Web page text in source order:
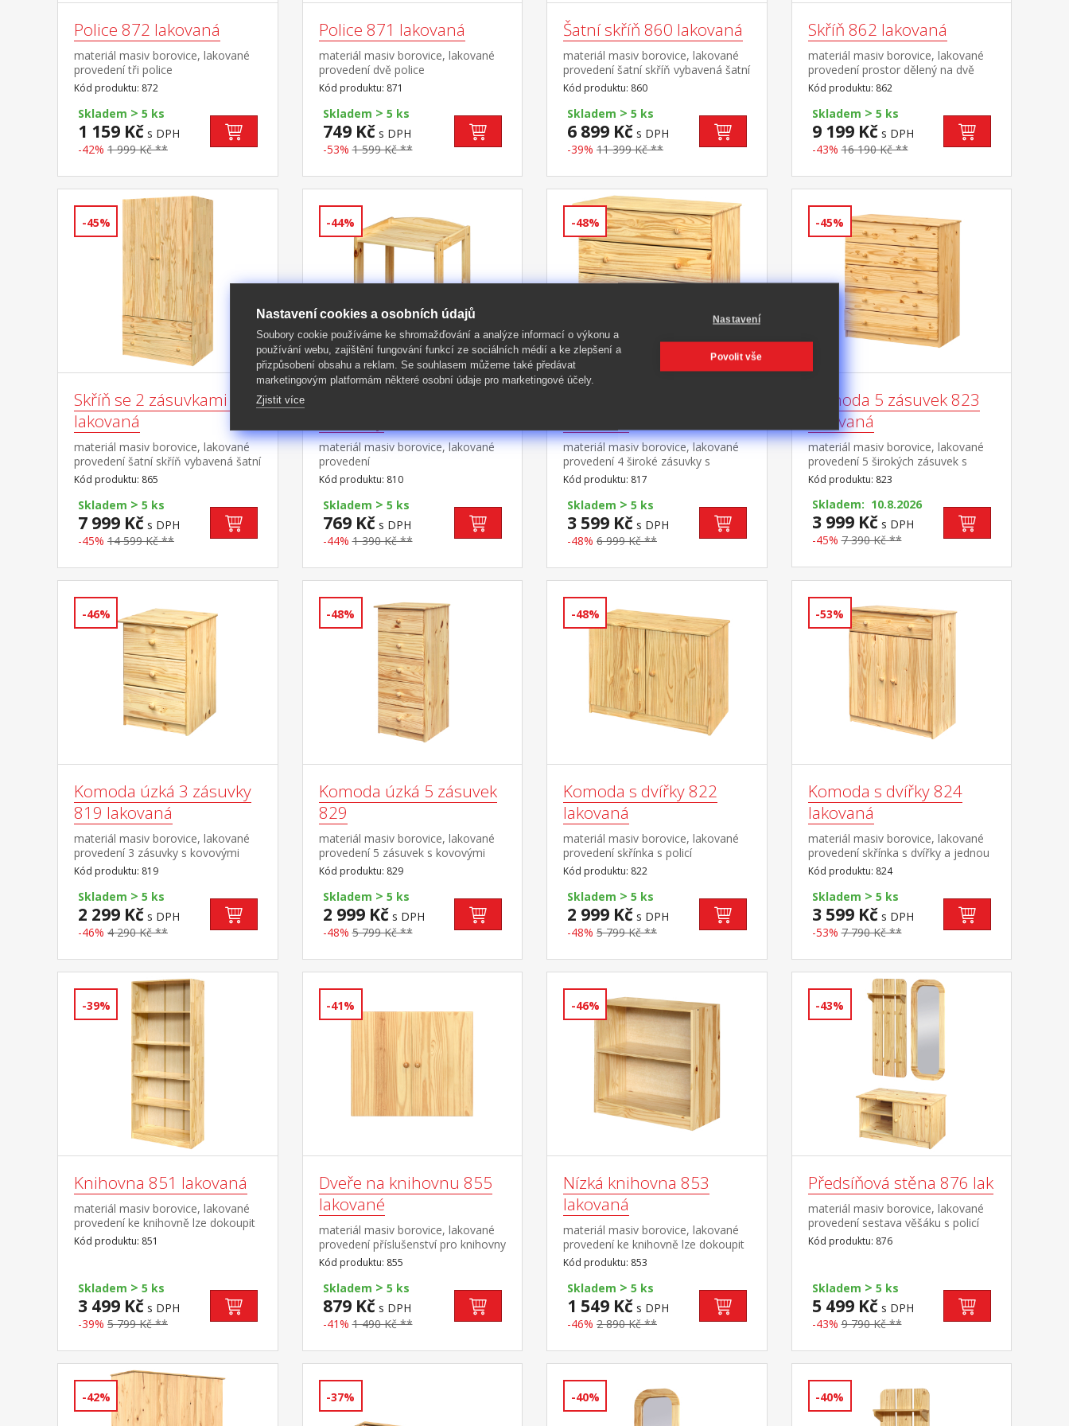
Police 872 lakovaná
materiál masiv borovice, lakované
provedení tři police
Kód produktu: 872
Skladem > 5 ks
1 159 Kč s DPH
-42% 1 999 Kč **
Police 871 lakovaná
materiál masiv borovice, lakované
provedení dvě police
Kód produktu: 871
Skladem > 5 ks
749 Kč s DPH
-53% 1 599 Kč **
Šatní skříň 860 lakovaná
materiál masiv borovice, lakované
provedení šatní skříň vybavená šatní
tyčí a policí doporučený nástavec
Kód produktu: 860
Skladem > 5 ks
6 899 Kč s DPH
-39% 11 399 Kč **
Skříň 862 lakovaná
materiál masiv borovice, lakované
provedení prostor dělený na dvě
části v levé části šatní tyč a police, v
pravé části 5 variabilních
polic doporučený nástavec 811
Kód produktu: 862
Skladem > 5 ks
9 199 Kč s DPH
-43% 16 190 Kč **
-45%
Skříň se 2 zásuvkami 865
lakovaná
materiál masiv borovice, lakované
provedení šatní skříň vybavená šatní
tyčí dvě široké zásuvky s kovovými
pojezdy doporučený nástavec 811
Kód produktu: 865
Skladem > 5 ks
7 999 Kč s DPH
-45% 14 599 Kč **
-44%
materiál masiv borovice, lakované
provedení
Kód produktu: 810
Skladem > 5 ks
769 Kč s DPH
-44% 1 390 Kč **
-48%
materiál masiv borovice, lakované
provedení 4 široké zásuvky s
kovovými pojezdy, hloubka zásuvky
36,5 cm
Kód produktu: 817
Skladem > 5 ks
3 599 Kč s DPH
-48% 6 999 Kč **
-45%
Komoda 5 zásuvek 823
lakovaná
materiál masiv borovice, lakované
provedení 5 širokých zásuvek s
kovovými pojezdy, hloubka zásuvky
36,5 cm
Kód produktu: 823
Skladem: 10.8.2026
3 999 Kč s DPH
-45% 7 390 Kč **
-46%
Komoda úzká 3 zásuvky
819 lakovaná
materiál masiv borovice, lakované
provedení 3 zásuvky s kovovými
pojezdy
Kód produktu: 819
Skladem > 5 ks
2 299 Kč s DPH
-46% 4 290 Kč **
-48%
Komoda úzká 5 zásuvek
829
materiál masiv borovice, lakované
provedení 5 zásuvek s kovovými
pojezdy, hloubka zásuvky 36,5 cm
Kód produktu: 829
Skladem > 5 ks
2 999 Kč s DPH
-48% 5 799 Kč **
-48%
Komoda s dvířky 822
lakovaná
materiál masiv borovice, lakované
provedení skřínka s policí
Kód produktu: 822
Skladem > 5 ks
2 999 Kč s DPH
-48% 5 799 Kč **
-53%
Komoda s dvířky 824
lakovaná
materiál masiv borovice, lakované
provedení skřínka s dvířky a jednou
variabilní policí široká zásuvka s
kovovými pojezdy, hloubka zásuvky
36,5 cm
Kód produktu: 824
Skladem > 5 ks
3 599 Kč s DPH
-53% 7 790 Kč **
-39%
Knihovna 851 lakovaná
materiál masiv borovice, lakované
provedení ke knihovně lze dokoupit
dřevěná dvířka 855 nebo 855K cena
knihovny je bez dvířek
Kód produktu: 851
Skladem > 5 ks
3 499 Kč s DPH
-39% 5 799 Kč **
-41%
Dveře na knihovnu 855
lakované
materiál masiv borovice, lakované
provedení příslušenství pro knihovny
851 nebo 853
Kód produktu: 855
Skladem > 5 ks
879 Kč s DPH
-41% 1 490 Kč **
-46%
Nízká knihovna 853
lakovaná
materiál masiv borovice, lakované
provedení ke knihovně lze dokoupit
dřevěná dvířka 855 nebo 855K cena
knihovny je bez dvířek
Kód produktu: 853
Skladem > 5 ks
1 549 Kč s DPH
-46% 2 890 Kč **
-43%
Předsíňová stěna 876 lak
materiál masiv borovice, lakované
provedení sestava věšáku s policí
873, botníku 874 a zrcadla
875 rozměr věšáku s policí (š/h/v)
(š/h/v) 91 × 38 × 48 cm rozměr
zrcadla (š/h/v) 45 × 3 × 120 cm
Kód produktu: 876
Skladem > 5 ks
5 499 Kč s DPH
-43% 9 790 Kč **
-42% -37% -40% -40%
Nastavení cookies a osobních údajů
Soubory cookie používáme ke shromažďování a analýze informací o výkonu a
používání webu, zajištění fungování funkcí ze sociálních médií a ke zlepšení a
přizpůsobení obsahu a reklam. Se souhlasem můžeme také předávat
marketingovým platformám některé osobní údaje pro marketingové účely.
Zjistit více
Nastavení
Povolit vše